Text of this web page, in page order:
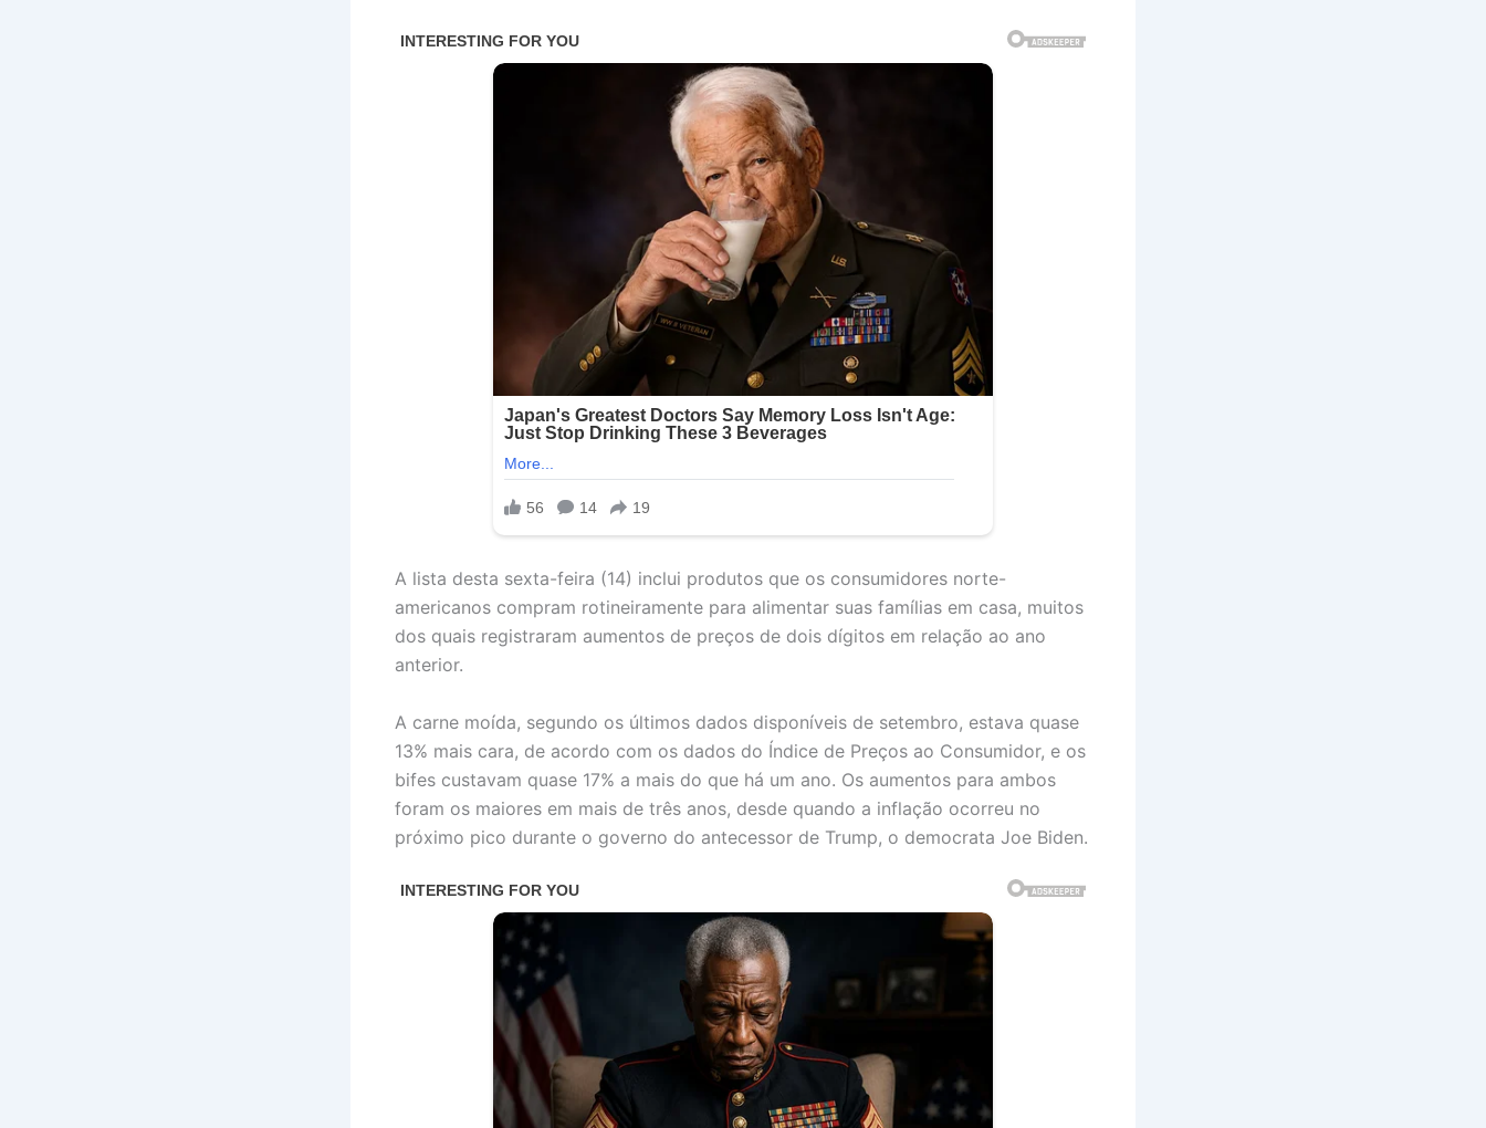
A lista desta sexta-feira (14) inclui produtos que os consumidores norte-
americanos compram rotineiramente para alimentar suas famílias em casa, muitos
dos quais registraram aumentos de preços de dois dígitos em relação ao ano
anterior.
A carne moída, segundo os últimos dados disponíveis de setembro, estava quase
13% mais cara, de acordo com os dados do Índice de Preços ao Consumidor, e os
bifes custavam quase 17% a mais do que há um ano. Os aumentos para ambos
foram os maiores em mais de três anos, desde quando a inflação ocorreu no
próximo pico durante o governo do antecessor de Trump, o democrata Joe Biden.